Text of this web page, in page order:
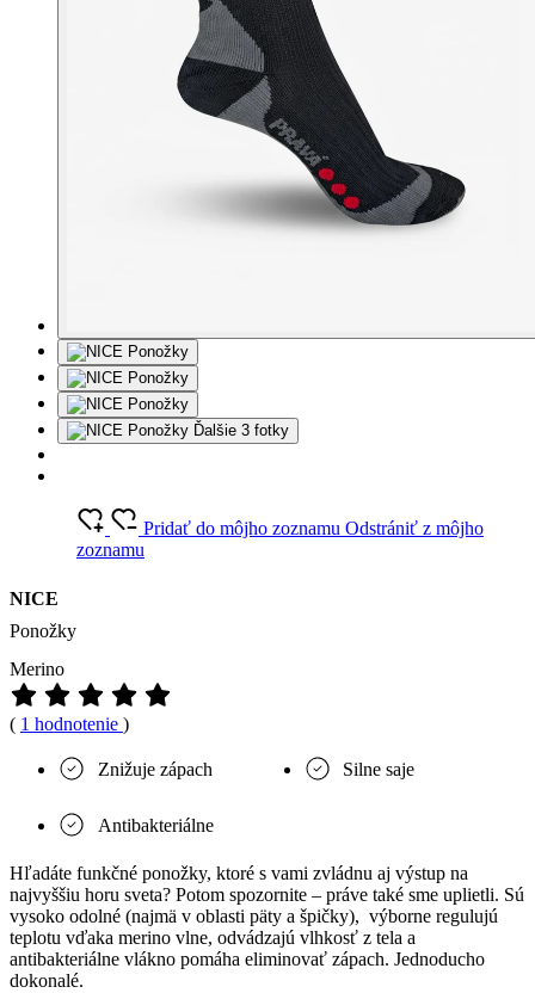
Ďalšie 3 fotky
NICE
Ponožky
Pridať do môjho zoznamu Odstrániť z môjho
zoznamu
Merino
( 1 hodnotenie )
Znižuje zápach Silne saje
Antibakteriálne
Hľadáte funkčné ponožky, ktoré s vami zvládnu aj výstup na
najvyššiu horu sveta? Potom spozornite – práve také sme uplietli. Sú
vysoko odolné (najmä v oblasti päty a špičky), výborne regulujú
teplotu vďaka merino vlne, odvádzajú vlhkosť z tela a
antibakteriálne vlákno pomáha eliminovať zápach. Jednoducho
dokonalé.